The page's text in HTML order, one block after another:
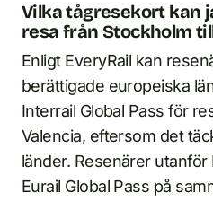
Vilka tågresekort kan
resa från Stockholm
Enligt EveryRail kan
berättigade europeiska
Interrail Global Pass för
Valencia, eftersom det
länder. Resenärer utanför
Eurail Global Pass på